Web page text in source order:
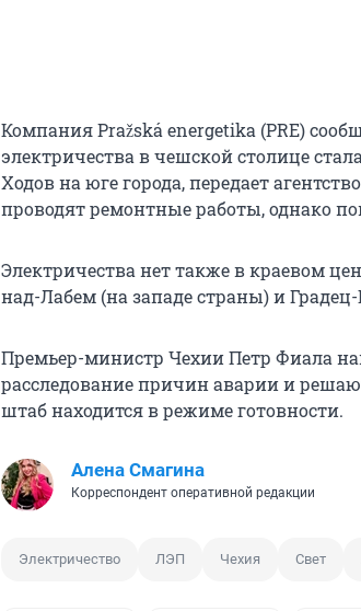
Компания Pražská energetika (PRE)
электричества в чешской столице
Ходов на юге города, передает
проводят ремонтные работы, однако
Электричества нет также в краевом
над-Лабем (на западе страны) и
Премьер-министр Чехии Петр Фиала
расследование причин аварии и
штаб находится в режиме готовности.
Алена Смагина
Корреспондент оперативной редакции
Электричество ЛЭП Чехия Свет